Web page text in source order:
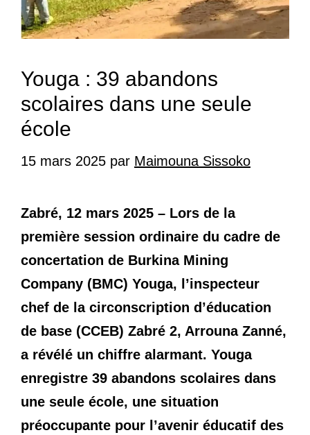
Youga : 39 abandons
scolaires dans une seule
école
15 mars 2025 par Maimouna Sissoko
Zabré, 12 mars 2025 – Lors de la
première session ordinaire du cadre de
concertation de Burkina Mining
Company (BMC) Youga, l’inspecteur
chef de la circonscription d’éducation
de base (CCEB) Zabré 2, Arrouna Zanné,
a révélé un chiffre alarmant. Youga
enregistre 39 abandons scolaires dans
une seule école, une situation
préoccupante pour l’avenir éducatif des